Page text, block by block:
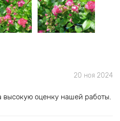
20 ноя 2024
высокую оценку нашей работы.